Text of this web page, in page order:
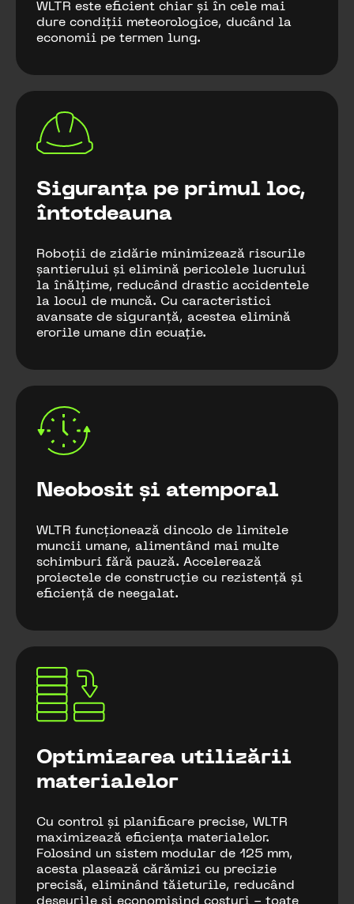
WLTR este eficient chiar și în cele mai
dure condiții meteorologice, ducând la
economii pe termen lung.
Siguranța pe primul loc,
întotdeauna
Roboții de zidărie minimizează riscurile
șantierului și elimină pericolele lucrului
la înălțime, reducând drastic accidentele
la locul de muncă. Cu caracteristici
avansate de siguranță, acestea elimină
erorile umane din ecuație.
Neobosit și atemporal
WLTR funcționează dincolo de limitele
muncii umane, alimentând mai multe
schimburi fără pauză. Accelerează
proiectele de construcție cu rezistență și
eficiență de neegalat.
Optimizarea utilizării
materialelor
Cu control și planificare precise, WLTR
maximizează eficiența materialelor.
Folosind un sistem modular de 125 mm,
acesta plasează cărămizi cu precizie
precisă, eliminând tăieturile, reducând